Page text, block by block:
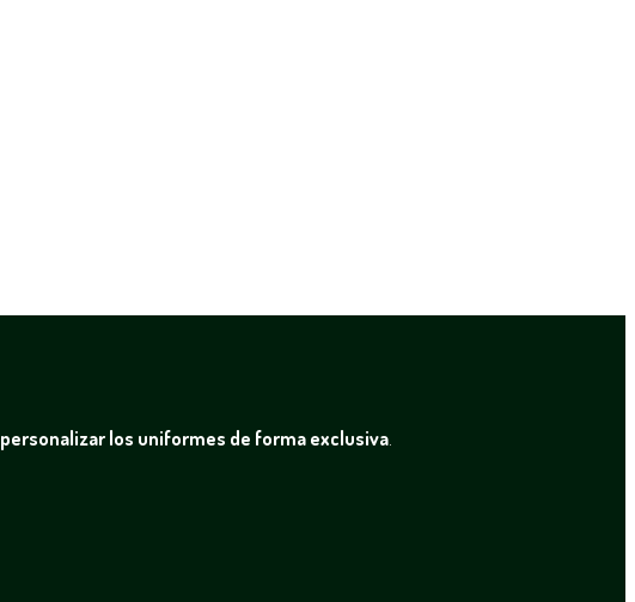
personalizar los uniformes de forma exclusiva.